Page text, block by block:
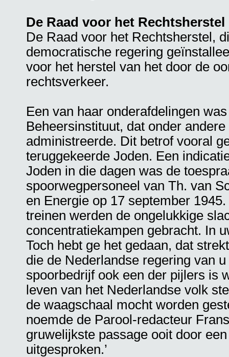
De Raad voor het Rechtsherstel
De Raad voor het Rechtsherstel,
democratische regering
voor het herstel van het door de
rechtsverkeer.
Een van haar onderafdelingen
Beheersinstituut, dat onder
administreerde. Dit betrof vooral
teruggekeerde Joden. Een
Joden in die dagen was de
spoorwegpersoneel van Th. van
en Energie op 17 september
treinen werden de ongelukkige
concentratiekampen gebracht. In
Toch hebt ge het gedaan, dat
die de Nederlandse regering van
spoorbedrijf ook een der pijlers is
leven van het Nederlandse volk
de waagschaal mocht worden
noemde de Parool-redacteur
gruwelijkste passage ooit door
uitgesproken.’